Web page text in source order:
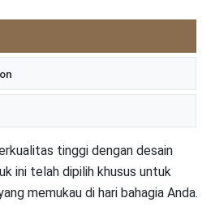
tinggi dengan desain
ini telah dipilih khusus untuk
memukau di hari bahagia Anda.